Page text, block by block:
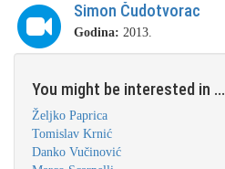
Simon Čudotvorac
Godina: 2013.
You might be interested in ...
Željko Paprica
Tomislav Krnić
Danko Vučinović